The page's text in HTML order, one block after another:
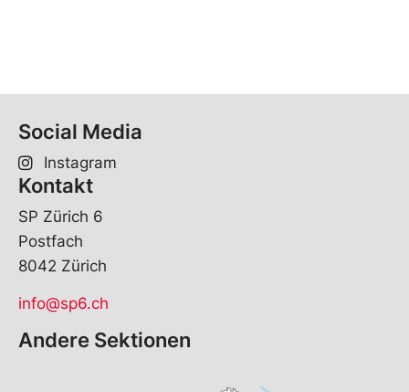
Social Media
Instagram
Kontakt
SP Zürich 6
Postfach
8042 Zürich
info@sp6.ch
Andere Sektionen